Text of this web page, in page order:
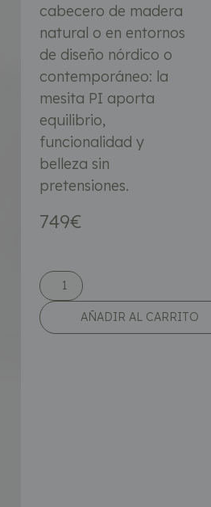
cabecero de madera
natural o en entornos
de diseño nórdico o
contemporáneo: la
mesita PI aporta
equilibrio,
funcionalidad y
belleza sin
pretensiones.
749€
AÑADIR AL CARRITO